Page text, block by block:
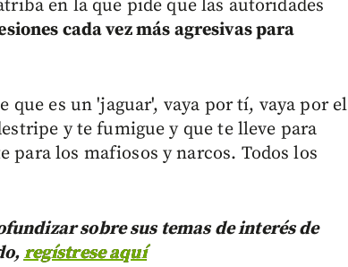
en la que pide que las autoridades
cada vez más agresivas para
que es un 'jaguar', vaya por tí, vaya por el
y te fumigue y que te lleve para
para los mafiosos y narcos. Todos los
sobre sus temas de interés de
regístrese aquí